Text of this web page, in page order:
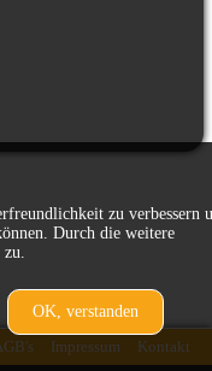
zurück
Kontakt
Impressum
zu verbessern
Durch die weitere
zu.
OK, verstanden